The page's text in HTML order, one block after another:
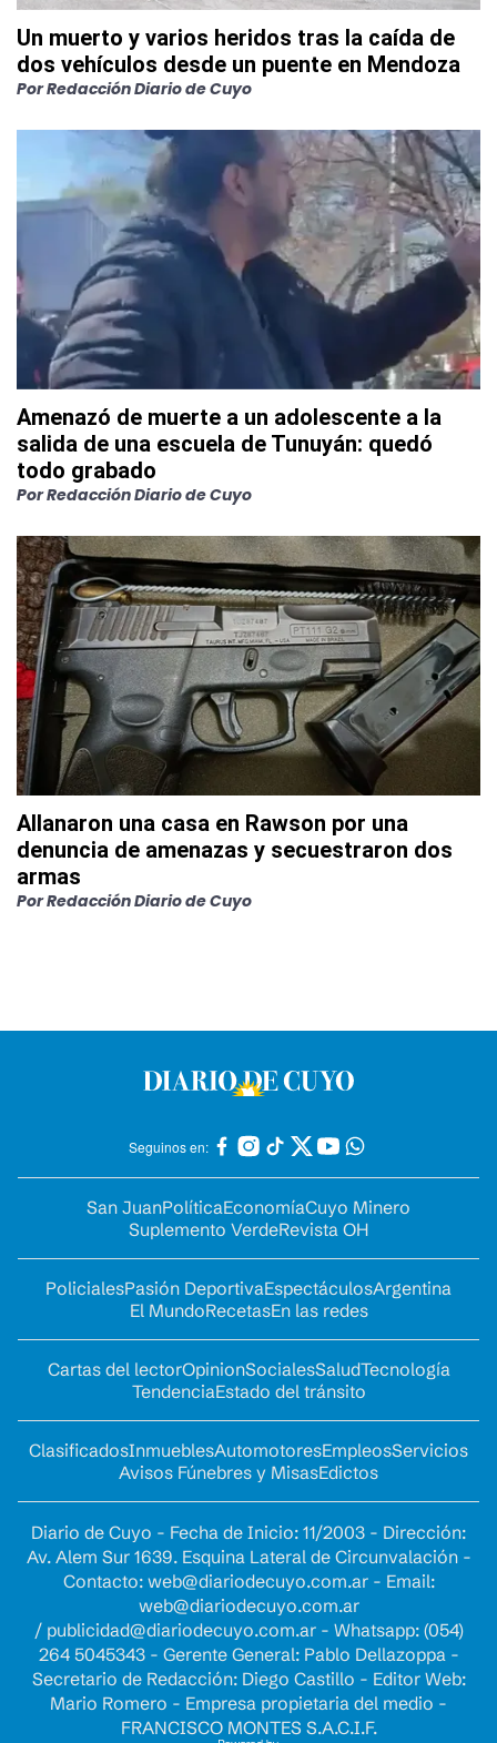
Un muerto y varios heridos tras la caída de
dos vehículos desde un puente en Mendoza
PorRedacción Diario de Cuyo
Amenazó de muerte a un adolescente a la
salida de una escuela de Tunuyán: quedó
todo grabado
PorRedacción Diario de Cuyo
Allanaron una casa en Rawson por una
denuncia de amenazas y secuestraron dos
armas
PorRedacción Diario de Cuyo
Seguinos en:
San JuanPolíticaEconomíaCuyo Minero
Suplemento VerdeRevista OH
PolicialesPasión DeportivaEspectáculosArgentina
El MundoRecetasEn las redes
Cartas del lectorOpinionSocialesSaludTecnología
TendenciaEstado del tránsito
ClasificadosInmueblesAutomotoresEmpleosServicios
Avisos Fúnebres y MisasEdictos
Diario de Cuyo - Fecha de Inicio: 11/2003 - Dirección:
Av. Alem Sur 1639. Esquina Lateral de Circunvalación -
Contacto: web@diariodecuyo.com.ar- Email:
web@diariodecuyo.com.ar
/ publicidad@diariodecuyo.com.ar- Whatsapp: (054)
264 5045343 - Gerente General: Pablo Dellazoppa -
Secretario de Redacción: Diego Castillo - Editor Web:
Mario Romero - Empresa propietaria del medio -
FRANCISCO MONTES S.A.C.I.F.